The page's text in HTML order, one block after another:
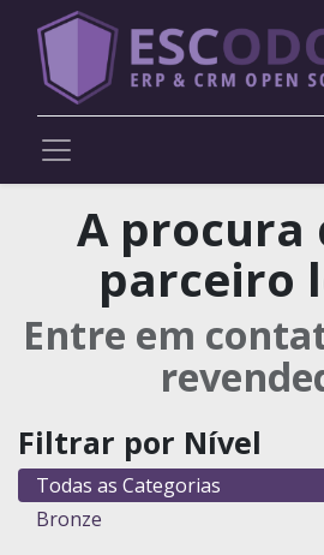
A procura
parceiro
Entre em
Filtrar por Nível
Todas as Categorias
Bronze